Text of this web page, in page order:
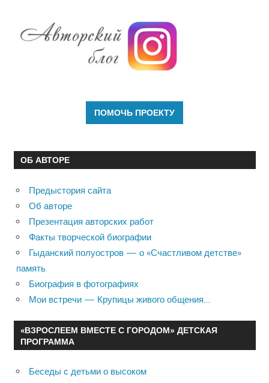
ОБ АВТОРЕ
Предыстория сайта
Об авторе
Презентация авторских работ
Факты творческой биографии
Гыданский полуостров — о «Счастливом детстве»
память
Биография в фотографиях
Мои встречи — Крупицы живого общения…
«ВЗРОСЛЕЕМ ВМЕСТЕ С ГОРОДОМ» ДЕТСКАЯ
ПРОГРАММА
Беседы с детьми о высоком